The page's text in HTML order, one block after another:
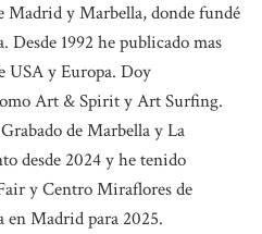
y Marbella, donde fundé
1992 he publicado mas
USA y Europa. Doy
Art & Spirit y Art Surfing.
de Marbella y La
desde 2024 y he tenido
y Centro Miraflores de
en Madrid para 2025.